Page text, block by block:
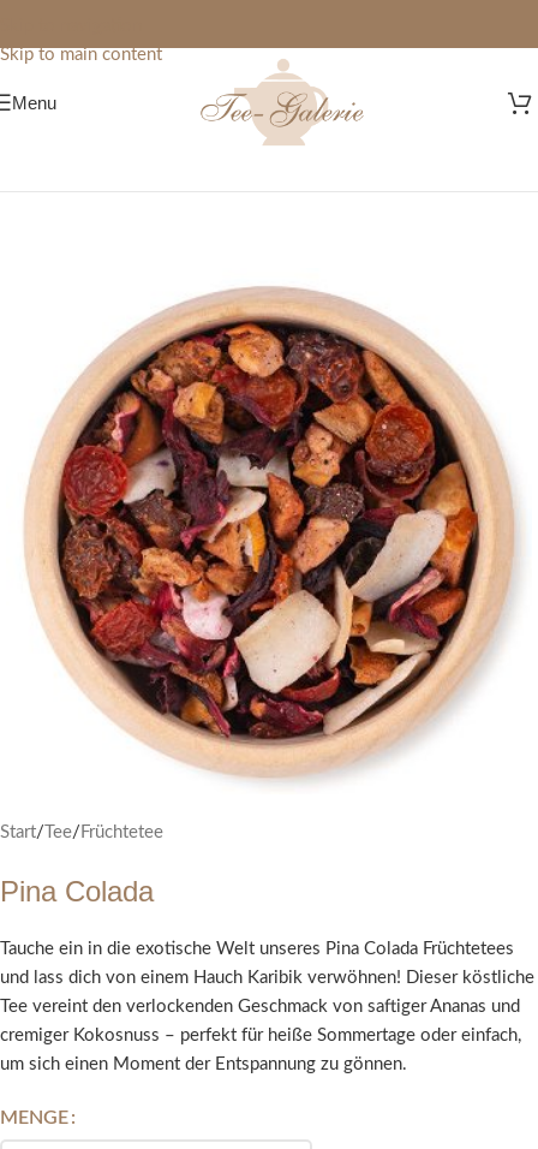
Skip to main content
Menu
Start/ Tee/ Früchtetee
Pina Colada
Tauche ein in die exotische Welt unseres Pina Colada Früchtetees
und lass dich von einem Hauch Karibik verwöhnen! Dieser köstliche
Tee vereint den verlockenden Geschmack von saftiger Ananas und
cremiger Kokosnuss – perfekt für heiße Sommertage oder einfach,
um sich einen Moment der Entspannung zu gönnen.
MENGE
Alternative: